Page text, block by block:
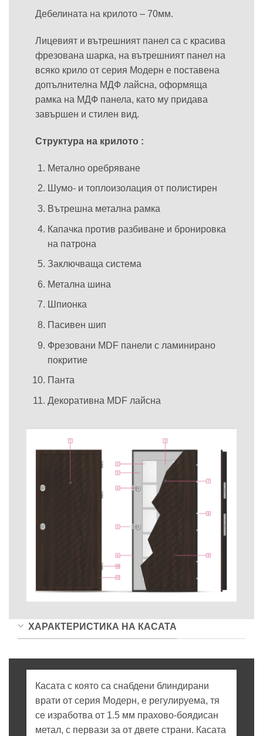
Дебелината на крилото – 70мм.
Лицевият и вътрешният панел са с красива
фрезована шарка, на вътрешният панел на
всяко крило от серия Модерн е поставена
допълнителна МДФ лайсна, оформяща
рамка на МДФ панела, като му придава
завършен и стилен вид.
Структура на крилото :
Метално оребряване
Шумо- и топлоизолация от полистирен
Вътрешна метална рамка
Капачка против разбиване и бронировка
на патрона
Заключваща система
Метална шина
Шпионка
Пасивен шип
Фрезовани MDF панели с ламинирано
покритие
Панта
Декоративна MDF лайсна
ХАРАКТЕРИСТИКА НА КАСАТА
Касата с която са снабдени блиндирани
врати от серия Модерн, е регулируема, тя
се изработва от 1.5 мм прахово-боядисан
метал, с первази за от двете страни. Касата